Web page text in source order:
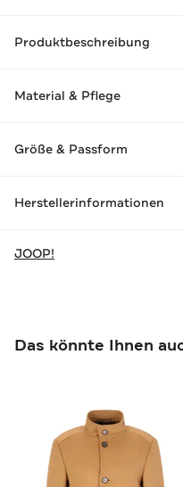
Produktbeschreibung
Material & Pflege
Größe & Passform
Herstellerinformationen
JOOP!
Das könnte Ihnen